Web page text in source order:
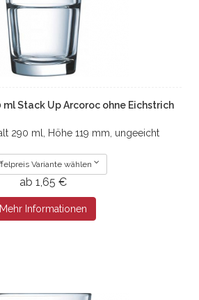
Stack Up Arcoroc ohne Eichstrich
290 ml, Höhe 119 mm, ungeeicht
Variante wählen
ab 1,65 €
Mehr Informationen